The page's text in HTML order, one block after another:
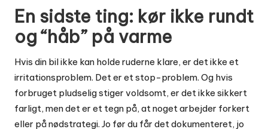
En sidste ting: kør ikke rundt
og “håb” på varme
Hvis din bil ikke kan holde ruderne klare, er det ikke et
irritationsproblem. Det er et stop-problem. Og hvis
forbruget pludselig stiger voldsomt, er det ikke sikkert
farligt, men det er et tegn på, at noget arbejder forkert
eller på nødstrategi. Jo før du får det dokumenteret, jo